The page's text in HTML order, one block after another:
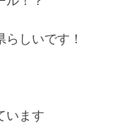
しいです！
います